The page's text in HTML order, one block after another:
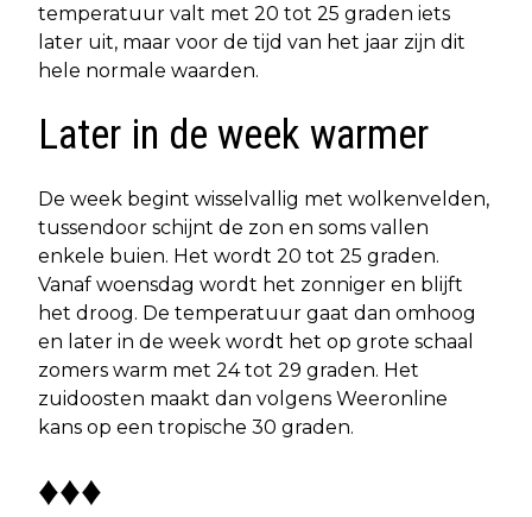
temperatuur valt met 20 tot 25 graden iets
later uit, maar voor de tijd van het jaar zijn dit
hele normale waarden.
Later in de week warmer
De week begint wisselvallig met wolkenvelden,
tussendoor schijnt de zon en soms vallen
enkele buien. Het wordt 20 tot 25 graden.
Vanaf woensdag wordt het zonniger en blijft
het droog. De temperatuur gaat dan omhoog
en later in de week wordt het op grote schaal
zomers warm met 24 tot 29 graden. Het
zuidoosten maakt dan volgens Weeronline
kans op een tropische 30 graden.
♦♦♦